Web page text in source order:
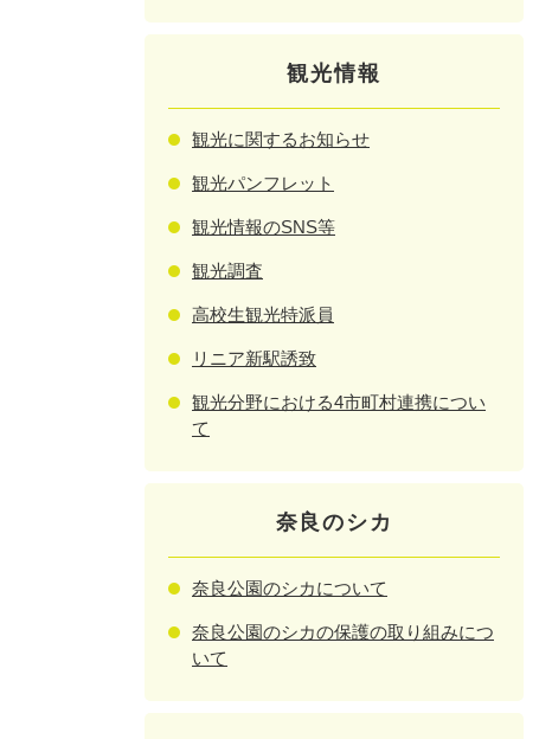
観光情報
観光に関するお知らせ
観光パンフレット
観光情報のSNS等
観光調査
高校生観光特派員
リニア新駅誘致
観光分野における4市町村連携につい
て
奈良のシカ
奈良公園のシカについて
奈良公園のシカの保護の取り組みにつ
いて